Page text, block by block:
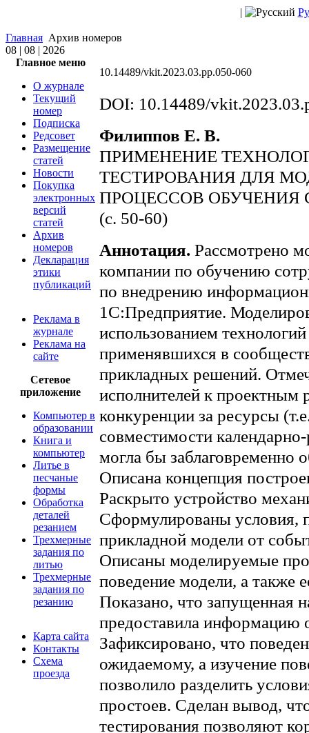
|
Главная Архив номеров
08 | 08 | 2026
Главное меню
О журнале
Текущий
номер
Подписка
Редсовет
Размещение
статей
Новости
Покупка
электронных
версий
статей
Архив
номеров
Декларация
этики
публикаций
Реклама в
журнале
Реклама на
сайте
Сетевое
приложение
Компьютер в
образовании
Книга и
компьютер
Литье в
песчаные
формы
Обработка
деталей
резанием
Трехмерные
задания по
литью
Трехмерные
задания по
резанию
Карта сайта
Контакты
Схема
проезда
10.14489/vkit.2023.03.pp.050-060
DOI: 10.14489/
Филиппов Е. В.
ПРИМЕНЕНИЕ
ТЕСТИРОВАНИЯ ДЛЯ
ПРОЦЕССОВ ОБУЧЕНИЯ
(с. 50-60)
Аннотация. Рассмотрено
компании по обучению
по внедрению
1С:Предприятие.
использованием
применявшихся в
прикладных решений.
исполнителей к проектным
конкуренции за ресурсы
совместимости
могла бы заблаговременно
Описана концепция
Раскрыто устройство
Сформулированы условия,
прикладной модели от
Описаны моделируемые
поведение модели, а также
Показано, что запущенная
предоставила информацию
Зафиксировано, что
ожидаемому, а изучение
позволило разделить
простоев. Сделан вывод,
тестирования позволяют